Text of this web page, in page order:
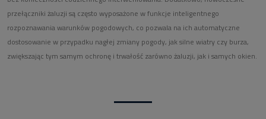
przełączniki żaluzji są często wyposażone w funkcje inteligentnego
rozpoznawania warunków pogodowych, co pozwala na ich automatyczne
dostosowanie w przypadku nagłej zmiany pogody, jak silne wiatry czy burza,
zwiększając tym samym ochronę i trwałość zarówno żaluzji, jak i samych okien.